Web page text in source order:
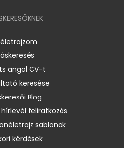
angol CV-t
keresése
Blog
hírlevél feliratkozás
sablonok
kérdések